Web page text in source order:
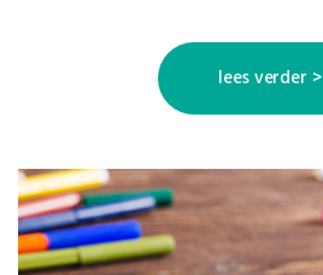
lees verder >